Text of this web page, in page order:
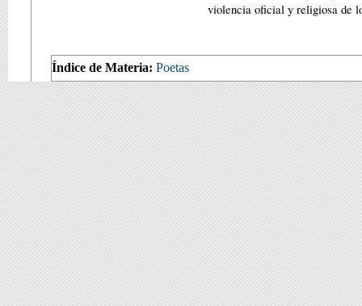
violencia oficial y religiosa de
Índice de Materia: Poetas